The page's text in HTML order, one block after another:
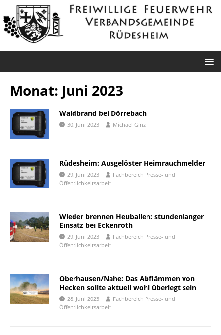
Monat: Juni 2023
Waldbrand bei Dörrebach
30. Juni 2023 Michael Ginz
Rüdesheim: Ausgelöster Heimrauchmelder
29. Juni 2023
Fachbereich Presse- und
Öffentlichkeitsarbeit
Wieder brennen Heuballen: stundenlanger
Einsatz bei Eckenroth
29. Juni 2023
Fachbereich Presse- und
Öffentlichkeitsarbeit
Oberhausen/Nahe: Das Abflämmen von
Hecken sollte aktuell wohl überlegt sein
28. Juni 2023
Fachbereich Presse- und
Öffentlichkeitsarbeit